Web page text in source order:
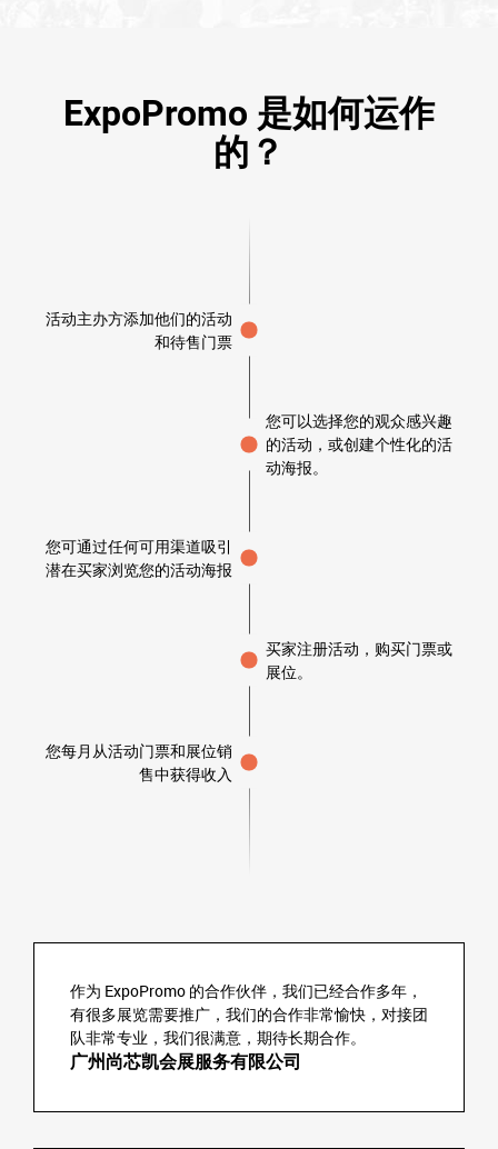
ExpoPromo 是如何运作
的？
活动主办方添加他们的活动
和待售门票
您可以选择您的观众感兴趣
的活动，或创建个性化的活
动海报。
您可通过任何可用渠道吸引
潜在买家浏览您的活动海报
买家注册活动，购买门票或
展位。
您每月从活动门票和展位销
售中获得收入
作为 ExpoPromo 的合作伙伴，我们已经合作多年，
有很多展览需要推广，我们的合作非常愉快，对接团
队非常专业，我们很满意，期待长期合作。
广州尚芯凯会展服务有限公司